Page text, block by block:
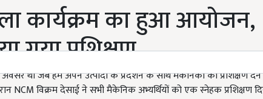
कार्यक्रम का हुआ आयोजन,
गया प्रशिक्षण
था जब हम अपने उत्पादों के प्रदर्शन के साथ मैकेनिकों को प्रशिक्षण
NCM विक्रम देसाई ने सभी मैकेनिक अभ्यर्थियों को एक स्नेहक प्रशिक्षण